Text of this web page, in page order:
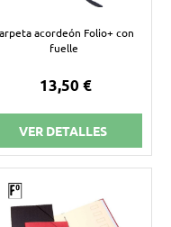
acordeón Folio+ con
fuelle
13,50 €
VER DETALLES